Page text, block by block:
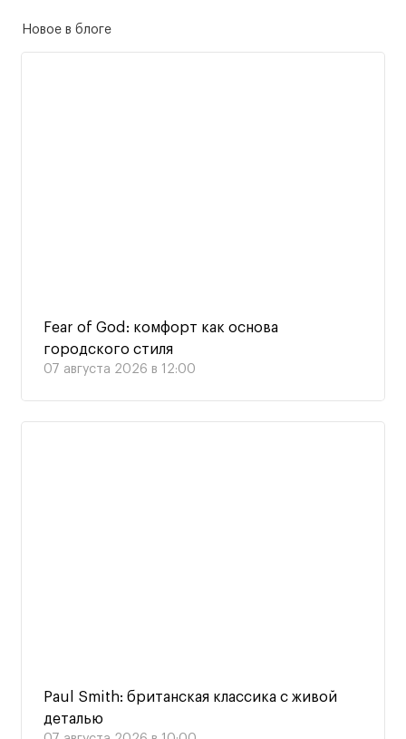
Новое в блоге
Fear of God: комфорт как основа
городского стиля
07 августа 2026 в 12:00
Paul Smith: британская классика с живой
деталью